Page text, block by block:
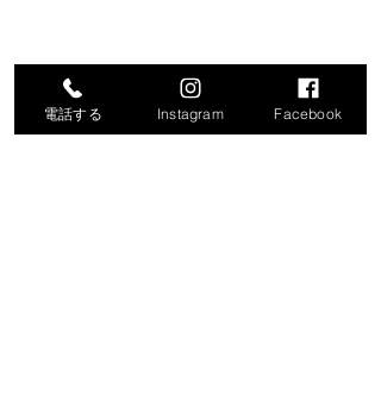
電話する Instagram Facebook